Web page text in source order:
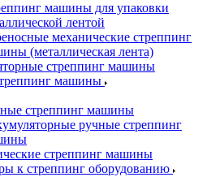
машины для упаковки
лентой
механические стреппинг
(металлическая лента)
стреппинг машины
машины
стреппинг машины
ручные стреппинг
стреппинг машины
к стреппинг оборудованию